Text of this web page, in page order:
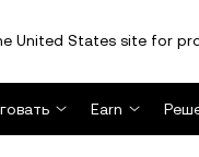
United States site for
Earn